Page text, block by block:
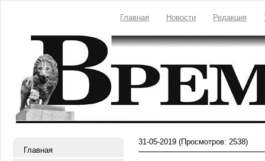
Главная Новости Редакция
Главная
31-05-2019 (Просмотров: 2538)